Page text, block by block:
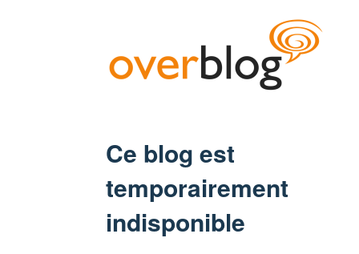
Ce blog est
temporairement
indisponible